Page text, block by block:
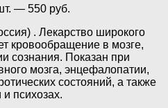
— 550 руб.
. Лекарство широкого
кровообращение в мозге,
сознания. Показан при
мозга, энцефалопатии,
состояний, а также
и психозах.